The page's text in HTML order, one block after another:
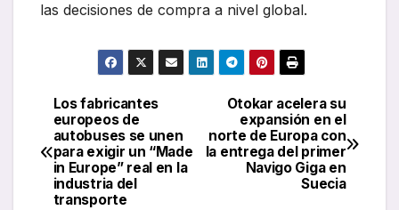
las decisiones de compra a nivel global.
Navegación
de
entradas
Otokar acelera su
expansión en el
norte de Europa con
la entrega del primer
Navigo Giga en
Suecia
Los fabricantes
europeos de
autobuses se unen
para exigir un “Made
in Europe” real en la
industria del
transporte